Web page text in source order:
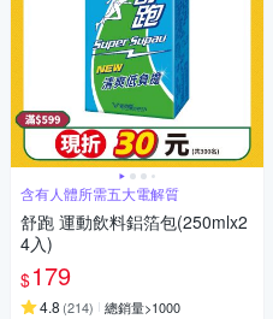
含有人體所需五大電解質
舒跑 運動飲料鋁箔包(250mlx2
4入)
$179
4.8 (214) 總銷量>1000